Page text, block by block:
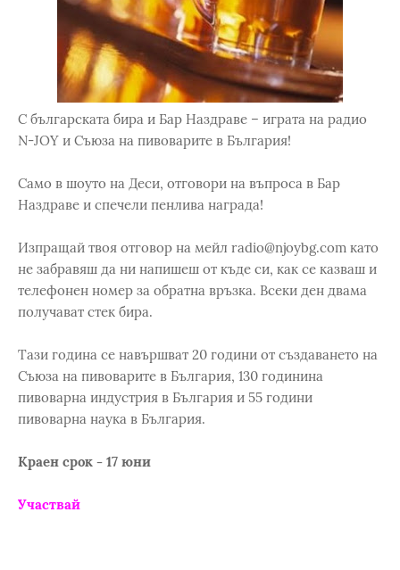
С българската бира и Бар Наздраве – играта на радио
N-JOY и Съюза на пивоварите в България!
Само в шоуто на Деси, отговори на въпроса в Бар
Наздраве и спечели пенлива награда!
Изпращай твоя отговор на мейл radio@njoybg.com като
не забравяш да ни напишеш от къде си, как се казваш и
телефонен номер за обратна връзка. Всеки ден двама
получават стек бира.
Тази година се навършват 20 години от създаването на
Съюза на пивоварите в България, 130 годинина
пивоварна индустрия в България и 55 години
пивоварна наука в България.
Краен срок - 17 юни
Участвай